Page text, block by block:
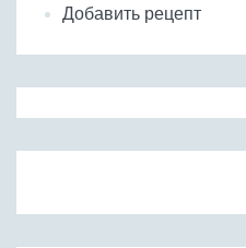
Добавить рецепт